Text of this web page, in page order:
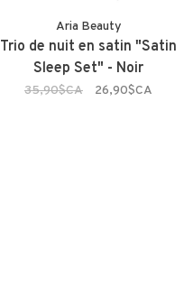
Aria Beauty
Trio de nuit en satin "Satin
Sleep Set" - Noir
35,90$CA 26,90$CA